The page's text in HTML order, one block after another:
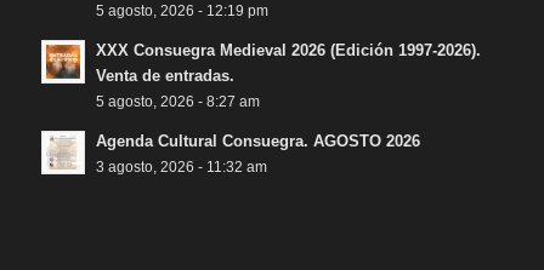
5 agosto, 2026 - 12:19 pm
XXX Consuegra Medieval 2026 (Edición 1997-2026).
Venta de entradas.
5 agosto, 2026 - 8:27 am
Agenda Cultural Consuegra. AGOSTO 2026
3 agosto, 2026 - 11:32 am